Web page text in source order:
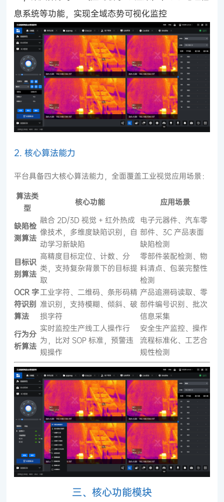
息系统等功能，实现全域态势可视化监控
2. 核心算法能力
平台具备四大核心算法能力，全面覆盖工业视觉应用场景：
算法类
型
核心功能 应用场景
缺陷检
测算法
融合 2D/3D 视觉 + 红外热成
像技术，多维度缺陷识别，自
动学习新缺陷
电子元器件、汽车零
部件、3C 产品表面
缺陷检测
目标识
别算法
高精度目标定位、计数、分
类，支持复杂背景下的目标提
取
零部件装配检测、物
料清点、包装完整性
检测
OCR 字
符识别
算法
工业字符、二维码、条形码精
准识别，支持模糊、倾斜、破
损字符
产品追溯码读取、零
部件编号识别、批次
信息采集
行为分
析算法
实时监控生产线工人操作行
为，比对 SOP 标准，预警违
规操作
安全生产监控、操作
流程标准化、工艺合
规性检测
三、核心功能模块